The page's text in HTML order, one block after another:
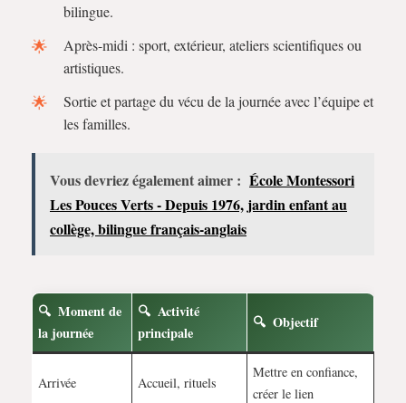
bilingue.
Après-midi : sport, extérieur, ateliers scientifiques ou
artistiques.
Sortie et partage du vécu de la journée avec l’équipe et
les familles.
Vous devriez également aimer : École Montessori
Les Pouces Verts - Depuis 1976, jardin enfant au
collège, bilingue français-anglais
Moment de
la journée
Activité
principale
Objectif
Arrivée Accueil, rituels
Mettre en confiance,
créer le lien